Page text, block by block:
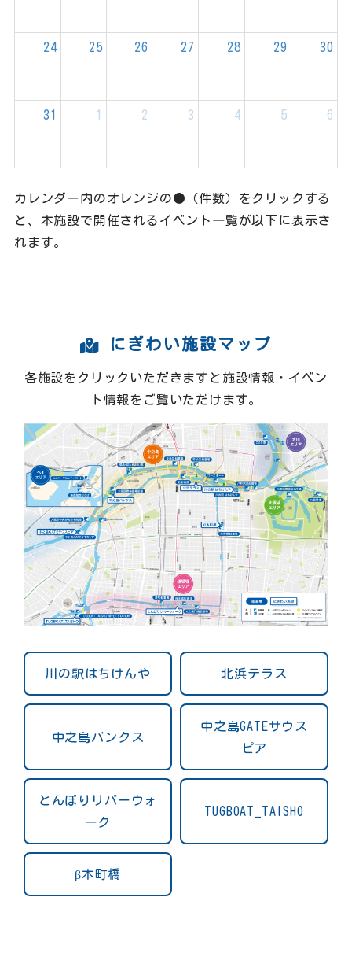
24 25 26 27 28 29 30
31 1 2 3 4 5 6
カレンダー内のオレンジの●（件数）をクリックする
と、本施設で開催されるイベント一覧が以下に表示さ
れます。
にぎわい施設マップ
各施設をクリックいただきますと施設情報・イベン
ト情報をご覧いただけます。
川の駅はちけんや 北浜テラス
中之島バンクス
中之島GATEサウス
ピア
とんぼりリバーウォ
ーク
TUGBOAT_TAISHO
β本町橋